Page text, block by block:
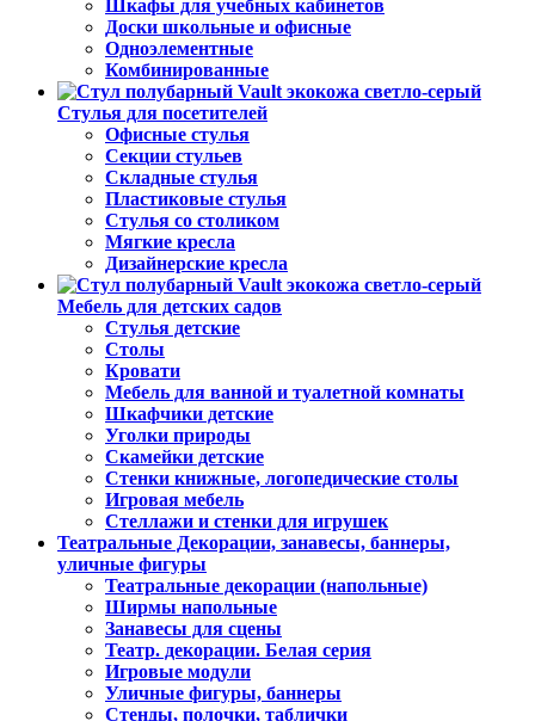
Шкафы для учебных кабинетов
Доски школьные и офисные
Одноэлементные
Комбинированные
Стулья для посетителей
Офисные стулья
Секции стульев
Складные стулья
Пластиковые стулья
Стулья со столиком
Мягкие кресла
Дизайнерские кресла
Мебель для детских садов
Стулья детские
Столы
Кровати
Мебель для ванной и туалетной комнаты
Шкафчики детские
Уголки природы
Скамейки детские
Стенки книжные, логопедические столы
Игровая мебель
Стеллажи и стенки для игрушек
Театральные Декорации, занавесы, баннеры,
уличные фигуры
Театральные декорации (напольные)
Ширмы напольные
Занавесы для сцены
Театр. декорации. Белая серия
Игровые модули
Уличные фигуры, баннеры
Стенды, полочки, таблички